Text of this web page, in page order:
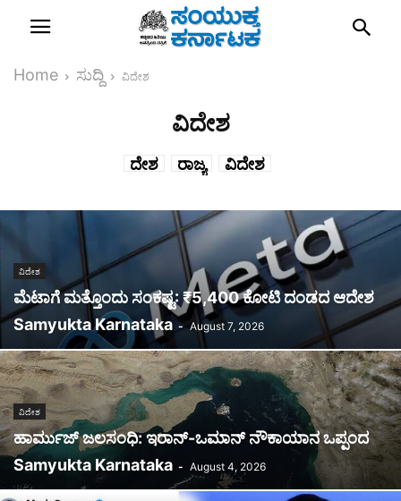
Home ಸುದ್ದಿ ವಿದೇಶ
ವಿದೇಶ
ದೇಶ ರಾಜ್ಯ ವಿದೇಶ
ವಿದೇಶ
ಮೆಟಾಗೆ ಮತ್ತೊಂದು ಸಂಕಷ್ಟ: ₹5,400 ಕೋಟಿ ದಂಡದ ಆದೇಶ
Samyukta Karnataka - August 7, 2026
ವಿದೇಶ
ಹಾರ್ಮುಜ್ ಜಲಸಂಧಿ: ಇರಾನ್-ಒಮಾನ್ ನೌಕಾಯಾನ ಒಪ್ಪಂದ
Samyukta Karnataka - August 4, 2026